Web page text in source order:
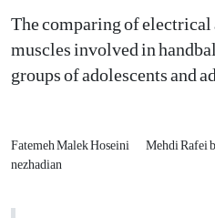
The comparing of
muscles involved in
groups of adolescents and
Fatemeh Malek Hoseini Mehdi Rafei
nezhadian